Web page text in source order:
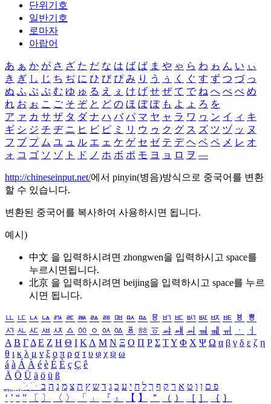
단위기호
일반기호
로마자
아랍어
あ ぁ か が さ ざ た だ な は ば ぱ ま や ゃ ら わ ゎ ん い ぃ
き ぎ し じ ち ぢ に ひ び ぴ み り う ぅ く ぐ す ず つ づ っ
ぬ ふ ぶ ぷ む ゆ ゅ る え ぇ け げ せ ぜ て で ね へ べ ぺ め
れ お ぉ こ ご そ ぞ と ど の ほ ぼ ぽ も よ ょ ろ を
ア ァ カ サ ザ タ ダ ナ ハ バ パ マ ヤ ャ ラ ワ ヮ ン イ ィ キ
ギ シ ジ チ ヂ ニ ヒ ビ ピ ミ リ ウ ゥ ク グ ス ズ ツ ヅ ッ ヌ
フ ブ プ ム ユ ュ ル エ ェ ケ ゲ セ ゼ テ デ ヘ ベ ペ メ レ オ
ォ コ ゴ ソ ゾ ト ド ノ ホ ボ ポ モ ヨ ョ ロ ヲ ―
http://chineseinput.net/에서 pinyin(병음)방식으로 중국어를 변환
할 수 있습니다.
변환된 중국어를 복사하여 사용하시면 됩니다.
예시)
中文 을 입력하시려면 zhongwen을 입력하시고 space를
누르시면됩니다.
北京 을 입력하시려면 beijing을 입력하시고 space를 누르
시면 됩니다.
ㅥ ㅦ ㅧ ㅨ ㅩ ㅪ ㅫ ㅬ ㅭ ㅮ ㅯ ㅰ ㅱ ㅲ ㅳ ㅴ ㅵ ㅶ ㅷ ㅸ
ㅹ
ㅺ ㅻ ㅼ ㅽ ㅾ ㅿ ㆀ ㆁ ㆂ ㆃ ㆄ ㆅ ㆆ ㆇ ㆈ ㆉ ㆊ ㆋ ㆌ ㆍ
ㆎ
Α Β ΓΔ Ε Ζ Η Θ Ι ΚΛ Μ Ν Ξ Ο Π Ρ Σ ΤΥ Φ Χ Ψ Ω α β γ δ ε ζ η
θ ι κ λ μ ν ξ ο π ρ σ τ υ φ χ ψ ω
á à Á À é è É È ç Ç ê
Ä Ö Ü ä ö ü ß
ִֶֹ ֻּ ׁׂ פ ם ן ו ט א ר ק ף ך ל ח י ע כ ג ד ש ץ ת צ מ נ ה ב
‘ ’ “ ” 〔 〕 〈 〉 「 」 『 』 【 】 ＂ （ ） ［ ］ ｛ ｝